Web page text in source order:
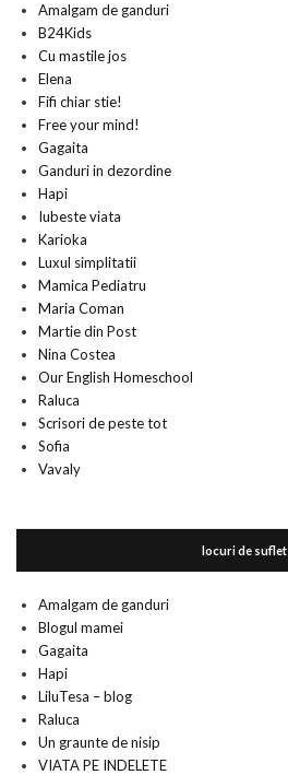
Amalgam de ganduri
B24Kids
Cu mastile jos
Elena
Fifi chiar stie!
Free your mind!
Gagaita
Ganduri in dezordine
Hapi
Iubeste viata
Karioka
Luxul simplitatii
Mamica Pediatru
Maria Coman
Martie din Post
Nina Costea
Our English Homeschool
Raluca
Scrisori de peste tot
Sofia
Vavaly
locuri de suflet
Amalgam de ganduri
Blogul mamei
Gagaita
Hapi
LiluTesa – blog
Raluca
Un graunte de nisip
VIATA PE INDELETE